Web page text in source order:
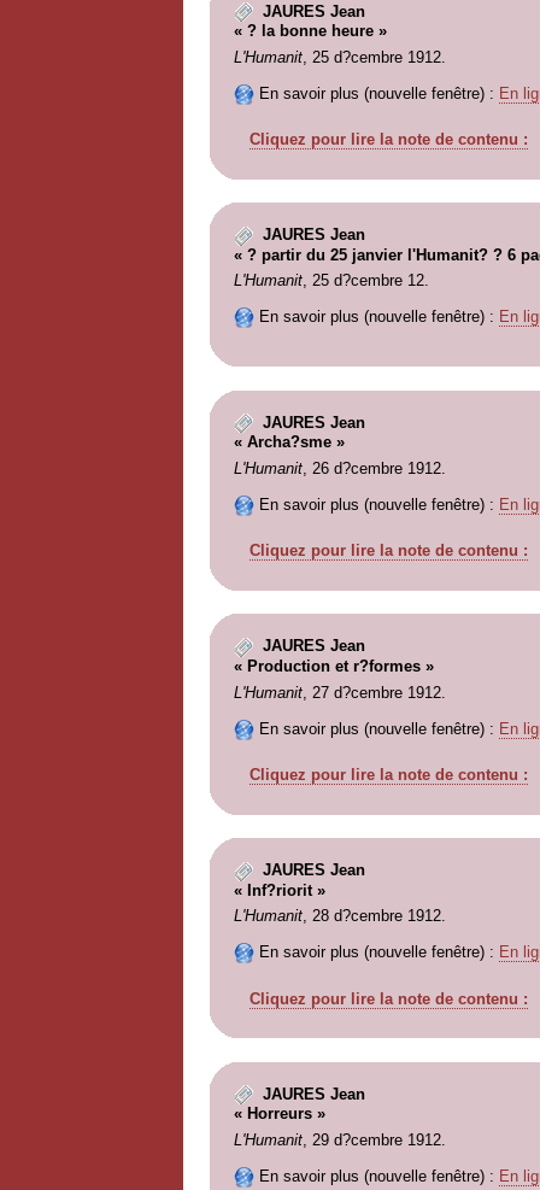
JAURES Jean
« ? la bonne heure »
L'Humanit, 25 d?cembre 1912.
En savoir plus (nouvelle fenêtre) : En
Cliquez pour lire la note de contenu :
JAURES Jean
« ? partir du 25 janvier l'Humanit? ? 6
L'Humanit, 25 d?cembre 12.
En savoir plus (nouvelle fenêtre) : En
JAURES Jean
« Archa?sme »
L'Humanit, 26 d?cembre 1912.
En savoir plus (nouvelle fenêtre) : En
Cliquez pour lire la note de contenu :
JAURES Jean
« Production et r?formes »
L'Humanit, 27 d?cembre 1912.
En savoir plus (nouvelle fenêtre) : En
Cliquez pour lire la note de contenu :
JAURES Jean
« Inf?riorit »
L'Humanit, 28 d?cembre 1912.
En savoir plus (nouvelle fenêtre) : En
Cliquez pour lire la note de contenu :
JAURES Jean
« Horreurs »
L'Humanit, 29 d?cembre 1912.
En savoir plus (nouvelle fenêtre) : En